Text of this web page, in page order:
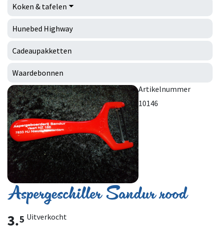
Koken & tafelen
Hunebed Highway
Cadeaupakketten
Waardebonnen
Artikelnummer
10146
Aspergeschiller Sandur rood
3.5 Uitverkocht